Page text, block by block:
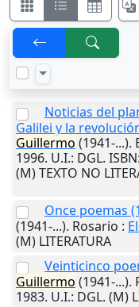
Noticias del
Galilei y la
Guillermo (1941-...).
1996. U.I.: DGL.
(M) TEXTO NO
Once poemas
(1941-...). Rosario :
(M) LITERATURA
Veinticinco
Guillermo (1941-...).
1983. U.I.: DGL. (M)